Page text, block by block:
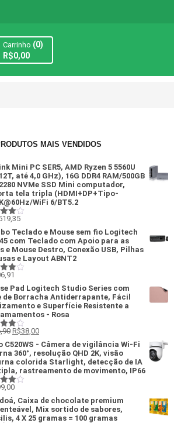
Carrinho (0)
R$0,00
MAIS VENDIDOS
Mini PC SER5, AMD Ryzen 5 5560U
até 4,0 GHz), 16G DDR4 RAM/500GB
NVMe SSD Mini computador,
tela tripla (HDMI+DP+Tipo-
WiFi 6/BT5.2
5
Teclado e Mouse sem fio Logitech
com Teclado com Apoio para as
e Mouse Destro, Conexão USB, Pilhas
e Layout ABNT2
5 Pad Logitech Studio Series com
de Borracha Antiderrapante, Fácil
e Superfície Resistente a
- Rosa
5
R$38,00
C520WS - Câmera de vigilância Wi-Fi
360°, resolução QHD 2K, visão
colorida Starlight, detecção de IA
rastreamento de movimento, IP66
5
Caixa de chocolate premium
Mix sortido de sabores,
4 X 25 gramas = 100 gramas